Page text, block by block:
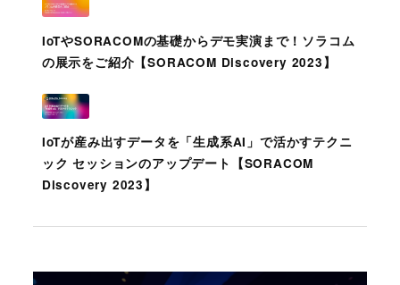
IoTやSORACOMの基礎からデモ実演まで！ソラコム
の展示をご紹介【SORACOM Discovery 2023】
IoTが産み出すデータを「生成系AI」で活かすテクニ
ック セッションのアップデート【SORACOM
Discovery 2023】